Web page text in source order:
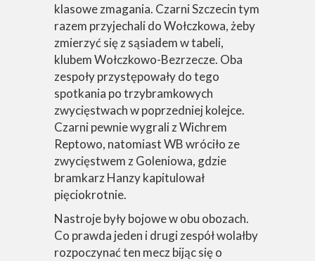
klasowe zmagania. Czarni Szczecin tym
razem przyjechali do Wołczkowa, żeby
zmierzyć się z sąsiadem w tabeli,
klubem Wołczkowo-Bezrzecze. Oba
zespoły przystępowały do tego
spotkania po trzybramkowych
zwycięstwach w poprzedniej kolejce.
Czarni pewnie wygrali z Wichrem
Reptowo, natomiast WB wróciło ze
zwycięstwem z Goleniowa, gdzie
bramkarz Hanzy kapitulował
pięciokrotnie.
Nastroje były bojowe w obu obozach.
Co prawda jeden i drugi zespół wolałby
rozpoczynać ten mecz bijąc się o